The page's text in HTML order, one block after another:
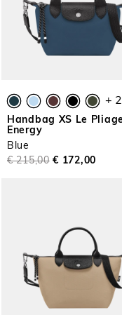
+ 2
Handbag XS Le Pliage
Energy
Blue
€ 215,00 € 172,00